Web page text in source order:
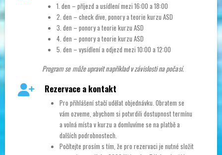
1. den – příjezd a usídlení mezi 16:00 a 18:00
2. den – check dive, ponory a teorie kurzu ASD
3. den – ponory a teorie kurzu ASD
4. den – ponory a teorie kurzu ASD
5. den – vysídlení a odjezd mezi 10:00 a 12:00
Program se může upravit například v závislosti na počasí.
Rezervace a kontakt
Pro přihlášení stačí udělat objednávku. Obratem se
vám ozveme, abychom si potvrdili dostupnost termínu
a volná místa v kurzu a domluvíme se na platbě a
dalších podrobnostech.
Počítejte prosím s tím, že pro rezervaci je nutné složit